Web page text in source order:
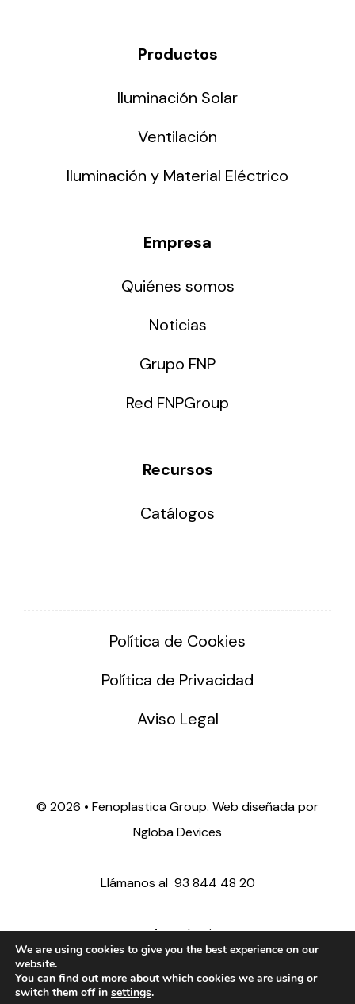
Productos
Iluminación Solar
Ventilación
Iluminación y Material Eléctrico
Empresa
Quiénes somos
Noticias
Grupo FNP
Red FNPGroup
Recursos
Catálogos
Política de Cookies
Política de Privacidad
Aviso Legal
© 2026 • Fenoplastica Group. Web diseñada por
Ngloba Devices
Llámanos al 93 844 48 20
ventas@fenoplastica.com
export@fenoplastica.com
We are using cookies to give you the best experience on our
website.
You can find out more about which cookies we are using or
switch them off in settings.